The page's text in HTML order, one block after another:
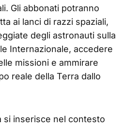
Gli abbonati potranno
ai lanci di razzi spaziali,
degli astronauti sulla
Internazionale, accedere
missioni e ammirare
reale della Terra dallo
si inserisce nel contesto